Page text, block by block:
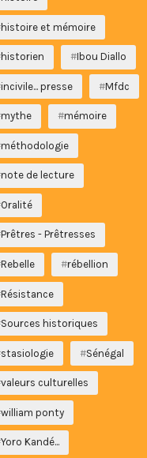
histoire et mémoire
historien Ibou Diallo
incivile... presse Mfdc
mythe mémoire
méthodologie
note de lecture
Oralité
Prêtres - Prêtresses
Rebelle rébellion
Résistance
Sources historiques
stasiologie Sénégal
valeurs culturelles
william ponty
Yoro Kandé...